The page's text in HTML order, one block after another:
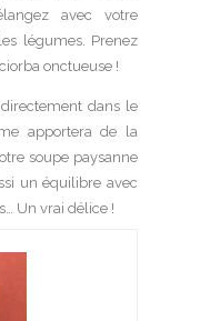
avec votre
légumes. Prenez
onctueuse !
dans le
apportera de la
soupe paysanne
un équilibre avec
Un vrai délice !